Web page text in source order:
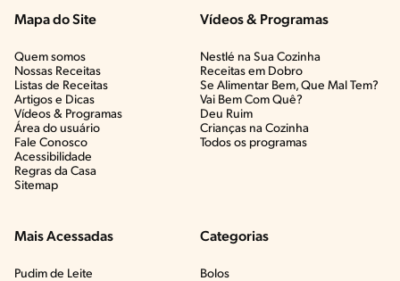
Mapa do Site
Quem somos
Nossas Receitas
Listas de Receitas​
Artigos e Dicas​
Vídeos & Programas​
Área do usuário
Fale Conosco
Acessibilidade
Regras da Casa
Sitemap
Vídeos & Programas​
Nestlé na Sua Cozinha
Receitas em Dobro
Se Alimentar Bem, Que Mal Tem?​
Vai Bem Com Quê?​
Deu Ruim​
Crianças na Cozinha​
Todos os programas
Mais Acessadas
Pudim de Leite
Categorias
Bolos